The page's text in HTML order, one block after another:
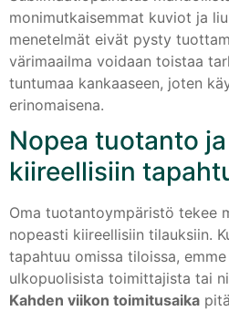
monimutkaisemmat kuviot ja
menetelmät eivät pysty
värimaailma voidaan toistaa
tuntumaa kankaaseen, joten
erinomaisena.
Nopea tuotanto
kiireellisiin
Oma tuotantoympäristö tekee
nopeasti kiireellisiin tilauksiin.
tapahtuu omissa tiloissa,
ulkopuolisista toimittajista tai
Kahden viikon toimitusaika